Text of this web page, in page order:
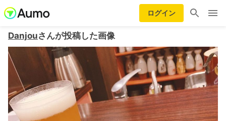
ログイン
Danjouさんが投稿した画像